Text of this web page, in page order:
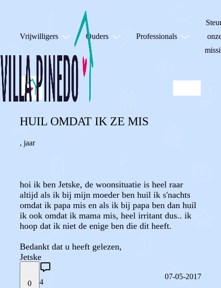
Vrijwilligers Ouders Professionals
HUIL OMDAT IK ZE MIS
, jaar
hoi ik ben Jetske, de woonsituatie is heel raar
altijd als ik bij mijn moeder ben huil ik s'nachts
omdat ik papa mis en als ik bij papa ben dan huil
ik ook omdat ik mama mis, heel irritant dus.. ik
hoop dat ik niet de enige ben die dit heeft.
Bedankt dat u heeft gelezen,
Jetske
0 4
07-05-2017